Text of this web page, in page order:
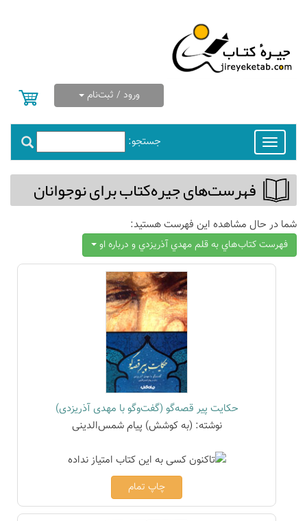
ورود / ثبت‌نام
جستجو:
Toggle
navigation
فهرست‌های جیره‌كتاب برای نوجوانان
شما در حال مشاهده این فهرست هستید:
فهرست كتاب‌هاي به قلم مهدي آذريزدي و درباره او
حکایت پیر قصه‌گو (گفت‌وگو با مهدی آذریزدی)
نوشته: (به کوشش) پیام شمس‌الدینی
چاپ تمام